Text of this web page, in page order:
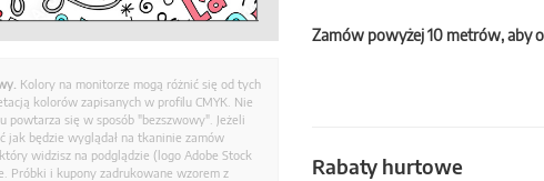
Zamów powyżej 10 metrów, aby
Rabaty hurtowe
Kolory na monitorze mogą różnić się od tych
kolorów zapisanych w profilu CMYK. Nie
powtarza się w sposób "bezszwowy". Jeżeli
jak będzie wyglądał na tkaninie zamów
widzisz na podglądzie (logo Adobe Stock
Próbki i kupony zadrukowane wzorem z